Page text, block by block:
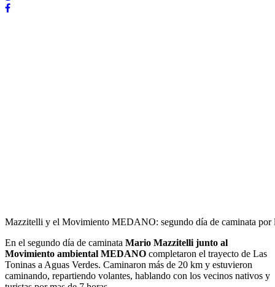
Mazzitelli y el Movimiento MEDANO: segundo día de caminata por
En el segundo día de caminata Mario Mazzitelli junto al
Movimiento ambiental MEDANO completaron el trayecto de Las
Toninas a Aguas Verdes. Caminaron más de 20 km y estuvieron
caminando, repartiendo volantes, hablando con los vecinos nativos y